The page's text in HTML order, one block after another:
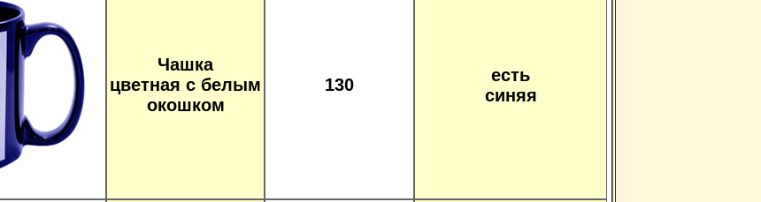
Чашка
цветная с белым
окошком
130
есть
синяя